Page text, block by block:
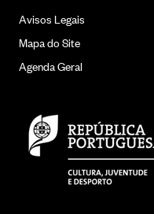
Avisos Legais
Mapa do Site
Agenda Geral